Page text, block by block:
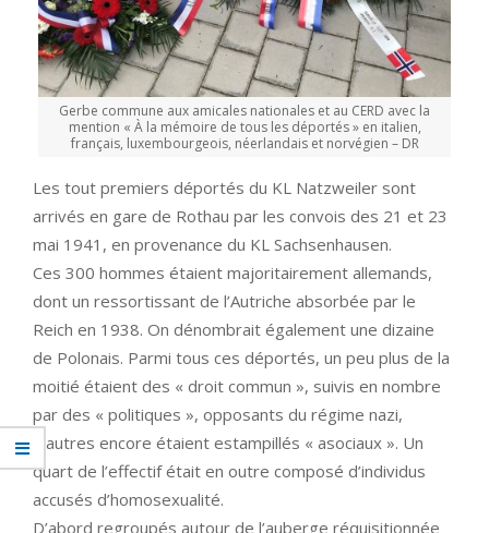
Gerbe commune aux amicales nationales et au CERD avec la
mention « À la mémoire de tous les déportés » en italien,
français, luxembourgeois, néerlandais et norvégien – DR
Les tout premiers déportés du KL Natzweiler sont
arrivés en gare de Rothau par les convois des 21 et 23
mai 1941, en provenance du KL Sachsenhausen.
Ces 300 hommes étaient majoritairement allemands,
dont un ressortissant de l’Autriche absorbée par le
Reich en 1938. On dénombrait également une dizaine
de Polonais. Parmi tous ces déportés, un peu plus de la
moitié étaient des « droit commun », suivis en nombre
par des « politiques », opposants du régime nazi,
d’autres encore étaient estampillés « asociaux ». Un
quart de l’effectif était en outre composé d’individus
accusés d’homosexualité.
D’abord regroupés autour de l’auberge réquisitionnée